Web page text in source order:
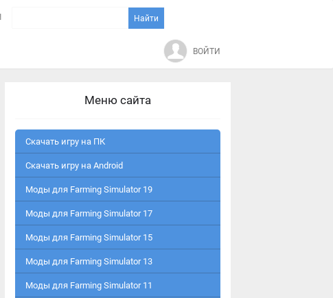
ВОЙТИ
Меню сайта
Скачать игру на ПК
Скачать игру на Android
Моды для Farming Simulator 19
Моды для Farming Simulator 17
Моды для Farming Simulator 15
Моды для Farming Simulator 13
Моды для Farming Simulator 11